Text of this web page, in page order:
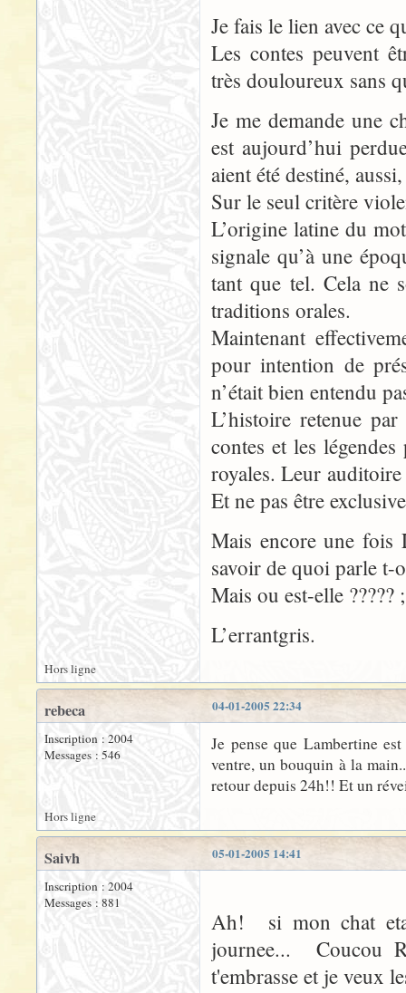
Je fais le lien avec ce
Les contes peuvent
très douloureux sans
Je me demande une
est aujourd’hui
aient été destiné,
Sur le seul critère
L’origine latine du
signale qu’à une
tant que tel. Cela ne
traditions orales.
Maintenant
pour intention de
n’était bien entendu
L’histoire retenue
contes et les
royales. Leur
Et ne pas être
Mais encore une fois
savoir de quoi parle t-
Mais ou est-elle ?????
L’errantgris.
Hors ligne
04-01-2005 22:34
rebeca
Inscription : 2004
Messages : 546
Je pense que Lambertine
ventre, un bouquin à la
retour depuis 24h!! Et un
Hors ligne
05-01-2005 14:41
Saivh
Inscription : 2004
Messages : 881
Ah! si mon chat
journee... Coucou
t'embrasse et je veux